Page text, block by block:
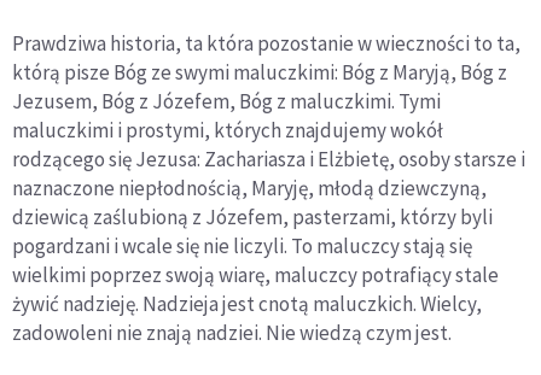
Prawdziwa historia, ta która pozostanie w wieczności to ta,
którą pisze Bóg ze swymi maluczkimi: Bóg z Maryją, Bóg z
Jezusem, Bóg z Józefem, Bóg z maluczkimi. Tymi
maluczkimi i prostymi, których znajdujemy wokół
rodzącego się Jezusa: Zachariasza i Elżbietę, osoby starsze i
naznaczone niepłodnością, Maryję, młodą dziewczyną,
dziewicą zaślubioną z Józefem, pasterzami, którzy byli
pogardzani i wcale się nie liczyli. To maluczcy stają się
wielkimi poprzez swoją wiarę, maluczcy potrafiący stale
żywić nadzieję. Nadzieja jest cnotą maluczkich. Wielcy,
zadowoleni nie znają nadziei. Nie wiedzą czym jest.